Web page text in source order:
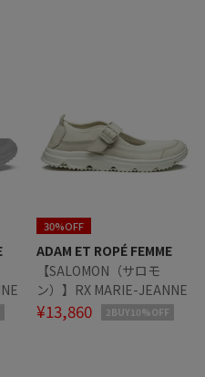
30%OFF
ADAM ET ROPÉ FEMME
【SALOMON（サロモ
ン）】RX MARIE-JEANNE
¥13,860 2BUY10%OFF